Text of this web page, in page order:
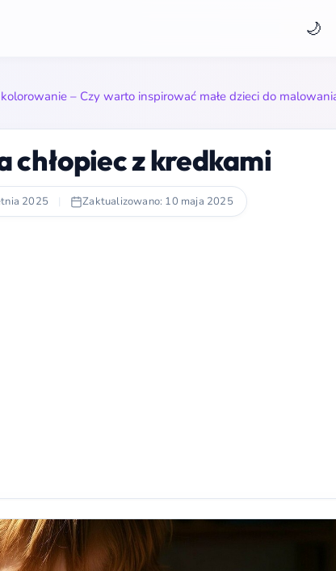
🌙
– Czy warto inspirować małe dzieci do
chłopiec z kredkami
2025 | Zaktualizowano: 10 maja 2025